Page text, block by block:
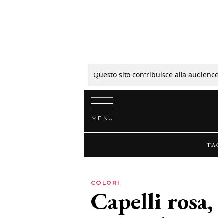
Questo sito contribuisce alla
Vai al contenuto
MENU
COLORI
Capelli